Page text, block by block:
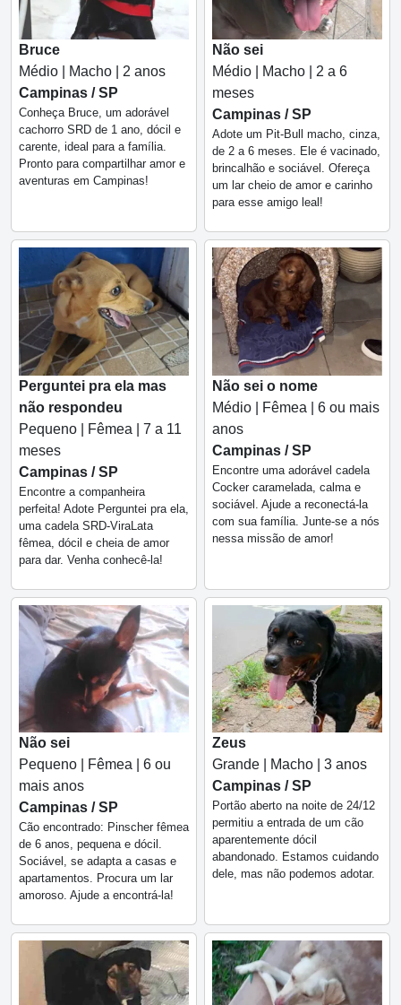
Bruce
Médio | Macho | 2 anos
Campinas / SP
Conheça Bruce, um adorável
cachorro SRD de 1 ano, dócil e
carente, ideal para a família.
Pronto para compartilhar amor e
aventuras em Campinas!
Não sei
Médio | Macho | 2 a 6
meses
Campinas / SP
Adote um Pit-Bull macho, cinza,
de 2 a 6 meses. Ele é vacinado,
brincalhão e sociável. Ofereça
um lar cheio de amor e carinho
para esse amigo leal!
Perguntei pra ela mas
não respondeu
Pequeno | Fêmea | 7 a 11
meses
Campinas / SP
Encontre a companheira
perfeita! Adote Perguntei pra ela,
uma cadela SRD-ViraLata
fêmea, dócil e cheia de amor
para dar. Venha conhecê-la!
Não sei o nome
Médio | Fêmea | 6 ou mais
anos
Campinas / SP
Encontre uma adorável cadela
Cocker caramelada, calma e
sociável. Ajude a reconectá-la
com sua família. Junte-se a nós
nessa missão de amor!
Não sei
Pequeno | Fêmea | 6 ou
mais anos
Campinas / SP
Cão encontrado: Pinscher fêmea
de 6 anos, pequena e dócil.
Sociável, se adapta a casas e
apartamentos. Procura um lar
amoroso. Ajude a encontrá-la!
Zeus
Grande | Macho | 3 anos
Campinas / SP
Portão aberto na noite de 24/12
permitiu a entrada de um cão
aparentemente dócil
abandonado. Estamos cuidando
dele, mas não podemos adotar.